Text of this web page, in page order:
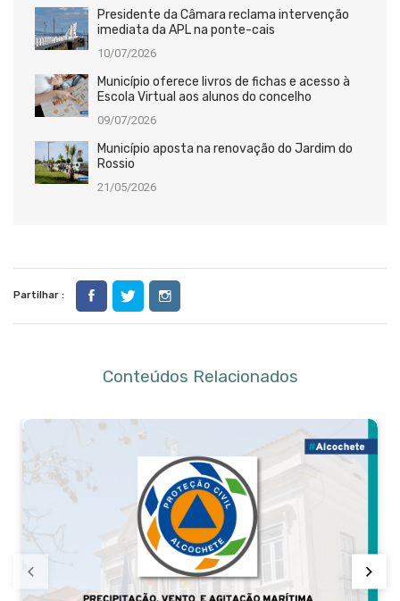
Presidente da Câmara reclama intervenção
imediata da APL na ponte-cais
10/07/2026
Município oferece livros de fichas e acesso à
Escola Virtual aos alunos do concelho
09/07/2026
Município aposta na renovação do Jardim do
Rossio
21/05/2026
Partilhar :
Conteúdos Relacionados